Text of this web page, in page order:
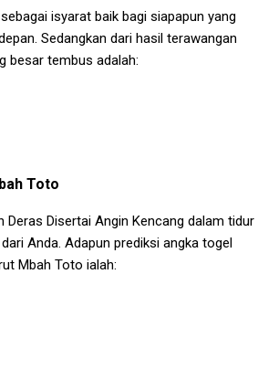
sebagai isyarat baik bagi siapapun yang
Sedangkan dari hasil terawangan
besar tembus adalah:
Toto
Deras Disertai Angin Kencang dalam tidur
Anda. Adapun prediksi angka togel
Mbah Toto ialah: